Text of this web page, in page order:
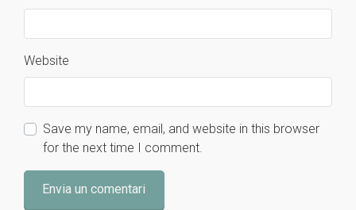
Website
Save my name, email, and website in this browser
for the next time I comment.